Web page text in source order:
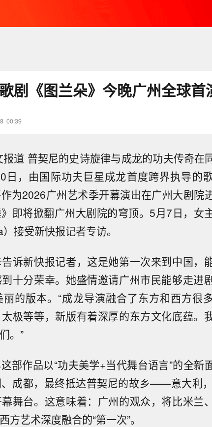
剧《图兰朵》今晚广州全球首
00:39
道 普契尼的史诗旋律与成龙的功夫传奇在
，由国际功夫巨星成龙首度跨界执导的
为2026广州艺术季开幕演出在广州大剧院
即将掀翻广州大剧院的穹顶。5月7日，女
接受新快报记者专访。
诉新快报记者，这是她第一次来到中国，
十分荣幸。她盛情邀请广州市民能够走进
的版本。“成龙导演融合了东方和西方很
极等等，新版有着深厚的东方文化底蕴。
。”
部作品以“功夫美学+当代舞台语言”的全新
、成都，最终抵达普契尼的故乡——意大利
舞台。这意味着：广州的观众，将比米兰、
方艺术深度融合的“第一次”。